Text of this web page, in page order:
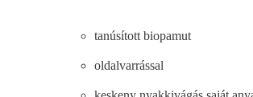
tanúsított biopamut
oldalvarrással